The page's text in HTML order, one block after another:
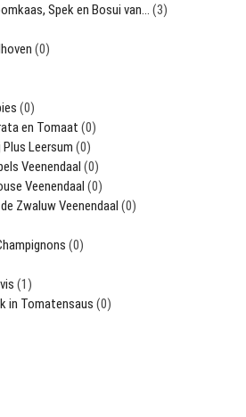
Spek en Bosui van… (3)
(0)
(0)
en Tomaat (0)
Leersum (0)
Veenendaal (0)
Veenendaal (0)
Zwaluw Veenendaal (0)
(0)
(1)
in Tomatensaus (0)